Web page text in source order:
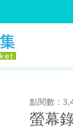
點閱數：
螢幕